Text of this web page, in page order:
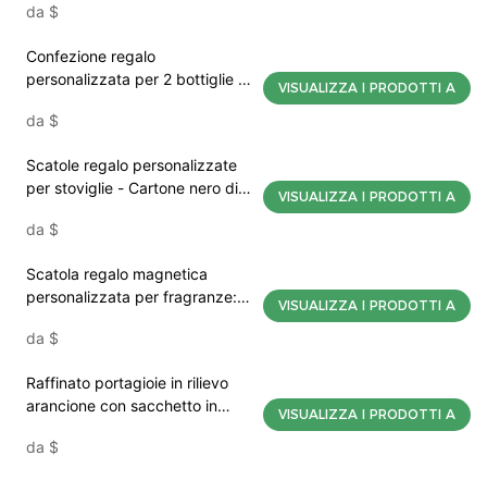
orecchini | Mojiu Packaging
da $
Confezione regalo
personalizzata per 2 bottiglie di
premium per cantine, Mojiu
da $
VISUALIZZA I PRODOTTI A
Scatole regalo personalizzate
per stoviglie - Cartone nero di
scanalatura interna sicura, logo
commerce Mojiu Packaging
da $
VISUALIZZA I PRODOTTI A
Scatola regalo magnetica
personalizzata per fragranze:
commerciale | Mojiu Packaging
da $
VISUALIZZA I PRODOTTI A
Raffinato portagioie in rilievo
arancione con sacchetto in
personalizzazione del logo
da $
VISUALIZZA I PRODOTTI A